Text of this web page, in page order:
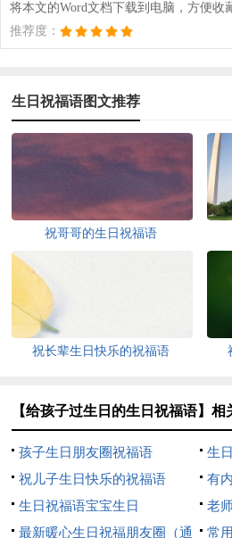
将本文的Word文档下载到电脑，方便收
推荐度：
生日祝福语图文推荐
祝哥哥的生日祝福语
祝长辈生日快乐的祝福语
【给孩子过生日的生日祝福语】相
孩子生日朋友圈祝福语
生
祝儿子生日快乐的祝福语
有
生日祝福语宝宝生日
老
句）
最新暖心生日祝福朋友圈（通 常